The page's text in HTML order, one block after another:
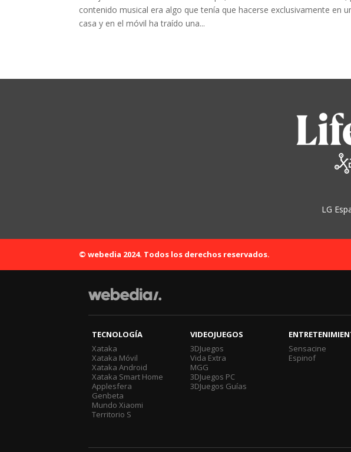
contenido musical era algo que tenía que hacerse exclusivamente en
casa y en el móvil ha traído una...
LG
© webedia 2024. Todos los derechos reservados.
TECNOLOGÍA
Xataka
Xataka Móvil
Xataka Android
Xataka Smart Home
Applesfera
Genbeta
Mundo Xiaomi
Territorio S
VIDEOJUEGOS
3DJuegos
Vida Extra
MGG
3DJuegos PC
3DJuegos Guías
Sensacine
Espinof